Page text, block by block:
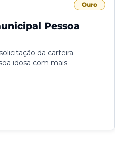
Ouro
Pessoa
da carteira
idosa com mais